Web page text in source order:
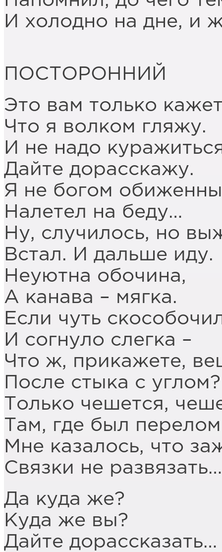
И холодно на дне, и
ПОСТОРОННИЙ
Это вам только
Что я волком гляжу.
И не надо
Дайте дорасскажу.
Я не богом
Налетел на беду…
Ну, случилось, но
Встал. И дальше иду.
Неуютна обочина,
А канава – мягка.
Если чуть
И согнуло слегка –
Что ж, прикажете,
После стыка с углом?
Только чешется,
Там, где был
Мне казалось, что
Связки не развязать…
Да куда же?
Куда же вы?
Дайте дорассказать…